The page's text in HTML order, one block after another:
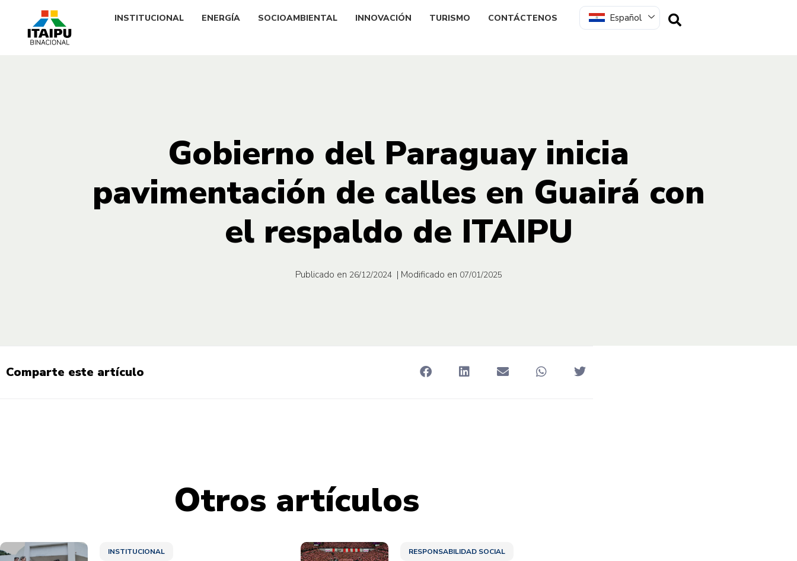
INSTITUCIONAL ENERGÍA SOCIOAMBIENTAL INNOVACIÓN TURISMO CONTÁCTENOS Español
Gobierno del Paraguay inicia
pavimentación de calles en Guairá con
el respaldo de ITAIPU
Publicado en 26/12/2024 | Modificado en 07/01/2025
Comparte este artículo
Otros artículos
INSTITUCIONAL RESPONSABILIDAD SOCIAL